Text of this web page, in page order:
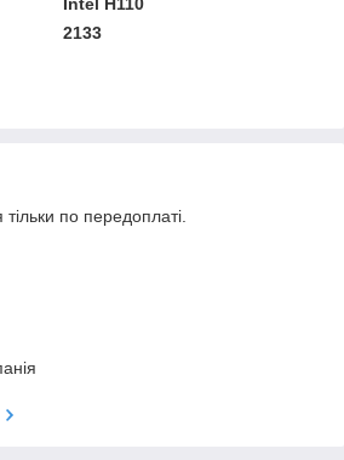
2133
по передоплаті.